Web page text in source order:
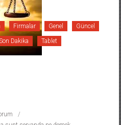
Firmalar Genel Güncel
Dakika Tablet